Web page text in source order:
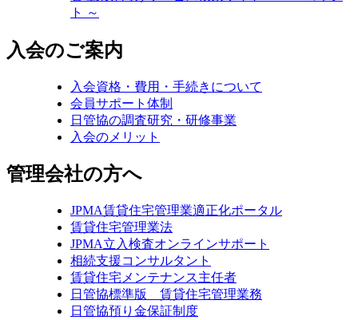
ト ～
入会のご案内
入会資格・費用・手続きについて
会員サポート体制
日管協の調査研究・研修事業
入会のメリット
管理会社の方へ
JPMA賃貸住宅管理業適正化ポータル
賃貸住宅管理業法
JPMA立入検査オンラインサポート
相続支援コンサルタント
賃貸住宅メンテナンス主任者
日管協標準版 賃貸住宅管理業務
日管協預り金保証制度